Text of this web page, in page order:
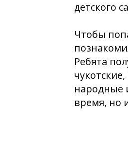
детского
Чтобы
Ребята
народные
время, но